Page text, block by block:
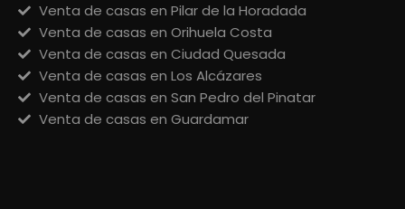
Venta de casas en Pilar de la Horadada
Venta de casas en Orihuela Costa
Venta de casas en Ciudad Quesada
Venta de casas en Los Alcázares
Venta de casas en San Pedro del Pinatar
Venta de casas en Guardamar